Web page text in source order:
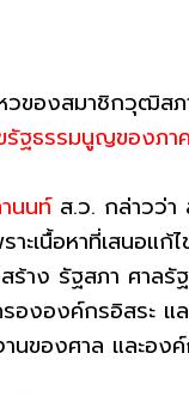
วของสมาชิกวุฒิส
รัฐธรรมนูญของภา
นนท์ ส.ว. กล่าวว่
ะเนื้อหาที่เสนอแก้ไ
ร้าง รัฐสภา ศาล
ององค์กรอิสระ แ
นของศาล และอง